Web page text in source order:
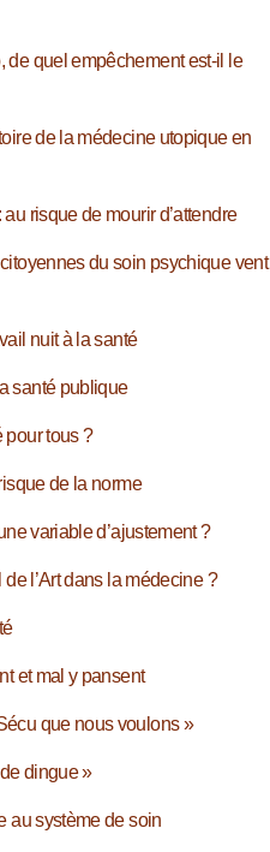
de quel empêchement est-il le
de la médecine utopique en
risque de mourir d’attendre
du soin psychique vent
nuit à la santé
santé publique
pour tous ?
de la norme
variable d’ajustement ?
l’Art dans la médecine ?
et mal y pansent
que nous voulons »
dingue »
au système de soin